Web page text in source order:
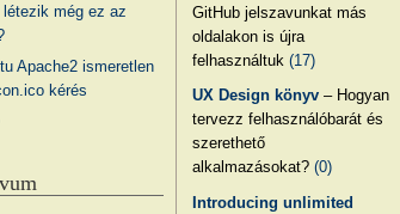
GitHub jelszavunkat más
oldalakon is újra
felhasználtuk(17)
UX Design könyv – Hogyan
tervezz felhasználóbarát és
szerethető
alkalmazásokat?(0)
Introducing unlimited
létezik még ez az
Apache2 ismeretlen
kérés